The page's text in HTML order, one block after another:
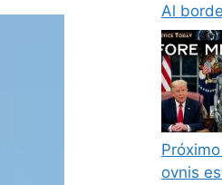
Al
ovnis